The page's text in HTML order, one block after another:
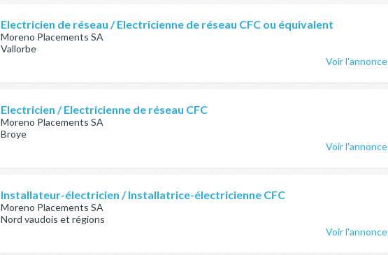
Electricien de réseau / Electricienne de réseau CFC ou équivalent
Moreno Placements SA
Vallorbe
Voir l'annonce
Electricien / Electricienne de réseau CFC
Moreno Placements SA
Broye
Voir l'annonce
Installateur-électricien / Installatrice-électricienne CFC
Moreno Placements SA
Nord vaudois et régions
Voir l'annonce